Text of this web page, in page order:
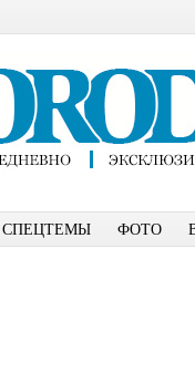
СПЕЦТЕМЫ ФОТО